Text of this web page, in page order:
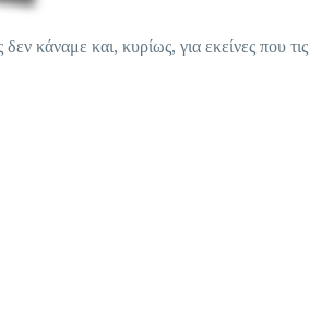
κάναμε και, κυρίως, για εκείνες που τις